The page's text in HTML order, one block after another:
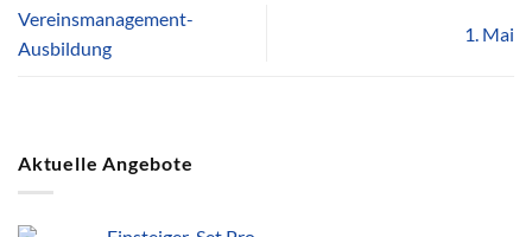
Vereinsmanagement-
Ausbildung
1. Mai
Aktuelle Angebote